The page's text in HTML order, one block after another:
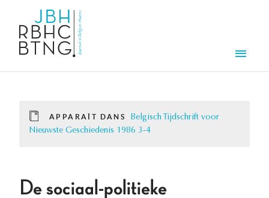
APPARAÎT DANS
Belgisch Tijdschrift voor
Nieuwste Geschiedenis 1986 3-4
De sociaal-politieke